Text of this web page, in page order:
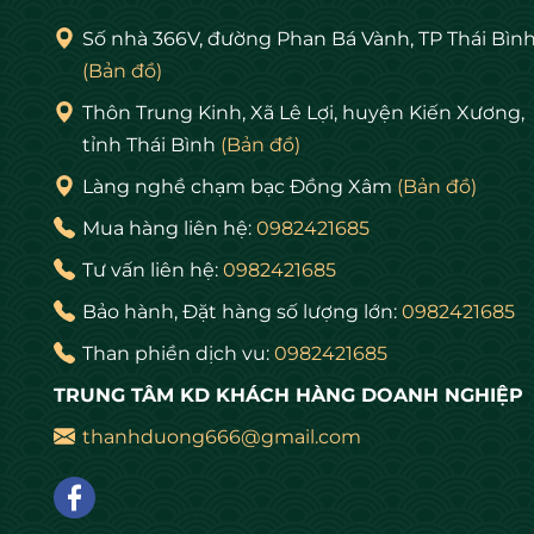
sẽ giúp xua đuổi vận xấu, đảm bảo sự bình yên cho
Hoa Sen có vai trò và vị trí đặc biệt cả về tâm linh
chúng ta có thể thấy và nhận ra hình ảnh con người
Số nhà 366V, đường Phan Bá Vành, TP Thái Bình
(Bản đồ)
Thôn Trung Kinh, Xã Lê Lợi, huyện Kiến Xương,
tỉnh Thái Bình (Bản đồ)
Làng nghề chạm bạc Đồng Xâm (Bản đồ)
Mua hàng liên hệ: 0982421685
Tư vấn liên hệ: 0982421685
Bảo hành, Đặt hàng số lượng lớn: 0982421685
Than phiền dịch vu: 0982421685
TRUNG TÂM KD KHÁCH HÀNG DOANH NGHIỆP
thanhduong666@gmail.com